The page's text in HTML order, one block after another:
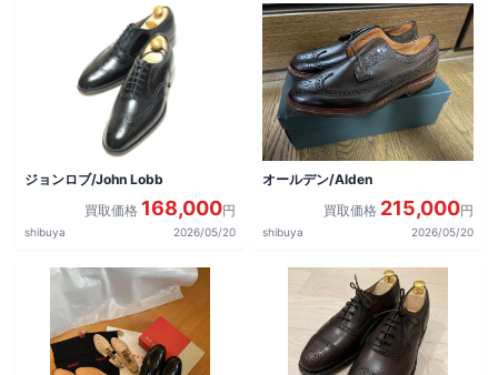
ジョンロブ/John Lobb
買取価格 168,000円
shibuya 2026/05/20
オールデン/Alden
買取価格 215,000円
shibuya 2026/05/20